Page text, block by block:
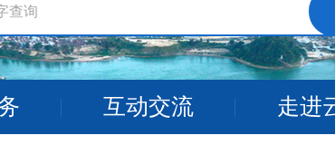
互动交流 走进